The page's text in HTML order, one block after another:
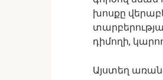
խոսքը
դիմողի,
Այստեղ